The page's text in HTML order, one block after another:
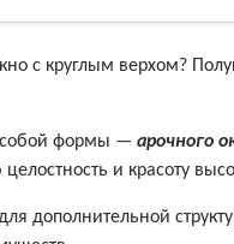
с круглым верхом?
формы — арочного
и красоту
дополнительной